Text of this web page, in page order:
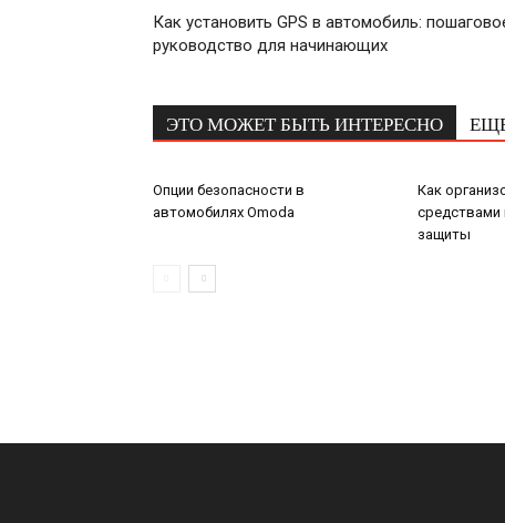
Как установить GPS в автомобиль:
руководство для начинающих
ЭТО МОЖЕТ БЫТЬ ИНТЕРЕСНО
Опции безопасности в
автомобилях Omoda
Как
средствами
защиты